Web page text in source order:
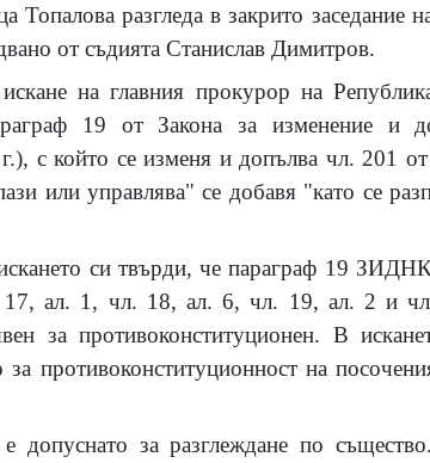
Топалова разгледа в закрито заседание
от съдията Станислав Димитров.
на главния прокурор на
19 от Закона за изменение и
с който се изменя и допълва чл. 201 от
или управлява" се добавя "като се
си твърди, че параграф 19
ал. 1, чл. 18, ал. 6, чл. 19, ал. 2 и
за противоконституционен. В
противоконституционност на
за разглеждане по